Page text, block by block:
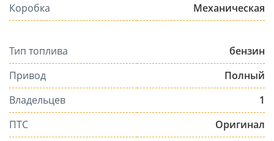
Коробка
Механическая
Тип топлива
бензин
Привод
Полный
Владельцев
1
ПТС
Оригинал